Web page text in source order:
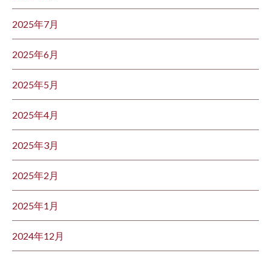
2025年7月
2025年6月
2025年5月
2025年4月
2025年3月
2025年2月
2025年1月
2024年12月